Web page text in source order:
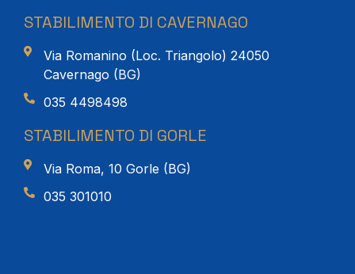
STABILIMENTO DI CAVERNAGO
Via Romanino (Loc. Triangolo) 24050
Cavernago (BG)
035 4498498
STABILIMENTO DI GORLE
Via Roma, 10 Gorle (BG)
035 301010